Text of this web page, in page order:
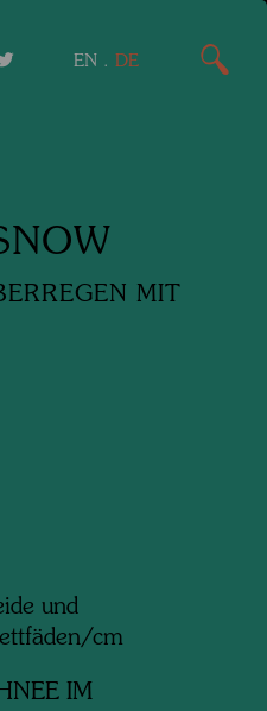
EN . DE
MIT
und
cm
IM